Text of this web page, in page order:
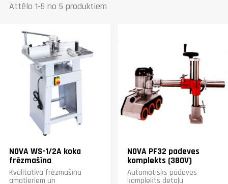
Attēlo 1-5 no 5 produktiem
NOVA WS-1/2A koka
frēzmašīna
Kvalitatīva frēzmašīna
amatieriem un
NOVA PF32 padeves
komplekts (380V)
Automātisks padeves
komplekts detaļu